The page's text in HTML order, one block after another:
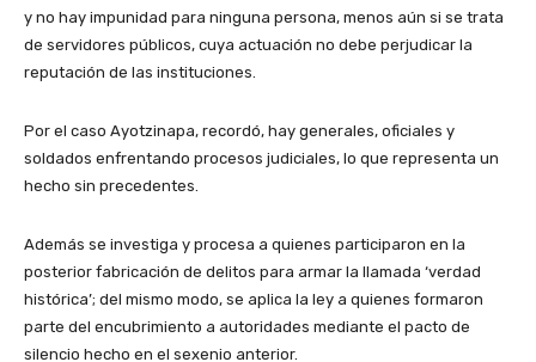
y no hay impunidad para ninguna persona, menos aún si se trata
de servidores públicos, cuya actuación no debe perjudicar la
reputación de las instituciones.
Por el caso Ayotzinapa, recordó, hay generales, oficiales y
soldados enfrentando procesos judiciales, lo que representa un
hecho sin precedentes.
Además se investiga y procesa a quienes participaron en la
posterior fabricación de delitos para armar la llamada ‘verdad
histórica’; del mismo modo, se aplica la ley a quienes formaron
parte del encubrimiento a autoridades mediante el pacto de
silencio hecho en el sexenio anterior.